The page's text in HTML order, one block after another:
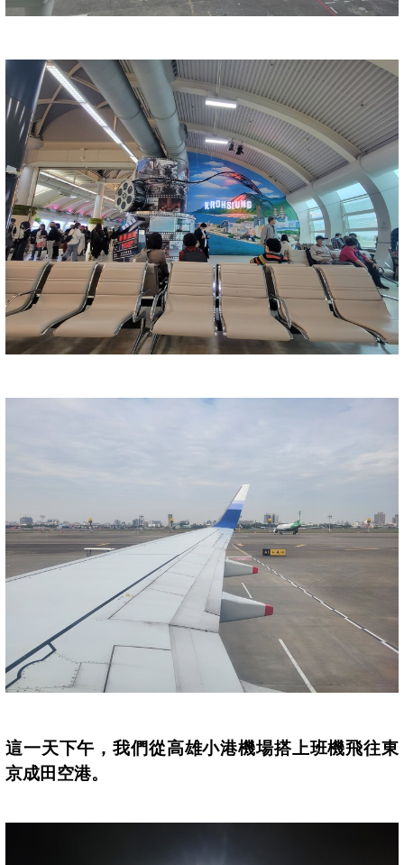
這一天下午，我們從高雄小港機場搭上班機飛往東
京成田空港。